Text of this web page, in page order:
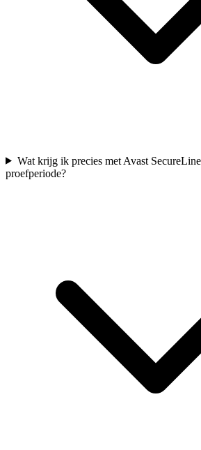
Wat krijg ik precies met Avast
proefperiode?